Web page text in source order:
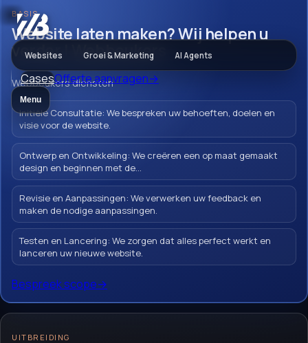
Websites Groei & Marketing AI Agents
CasesOfferte aanvragen→
Menu Website laten
maken? Wij helpen
u verder |
Webbeukers
Een Laravel website laten maken in
Barneveld bij Webbeukers betekent je merk
onze ISO 9001 en ISO 27001 certificeringen
ben je verzekerd van uitstekende kwaliteit
BASIS
Website laten maken? Wij helpen u
verder | Webbeukers
Webbeukers diensten
Initiële Consultatie: We bespreken uw behoeften, doelen en
visie voor de website.
Ontwerp en Ontwikkeling: We creëren een op maat gemaakt
design en beginnen met de...
Revisie en Aanpassingen: We verwerken uw feedback en
maken de nodige aanpassingen.
Testen en Lancering: We zorgen dat alles perfect werkt en
lanceren uw nieuwe website.
Bespreek scope→
UITBREIDING